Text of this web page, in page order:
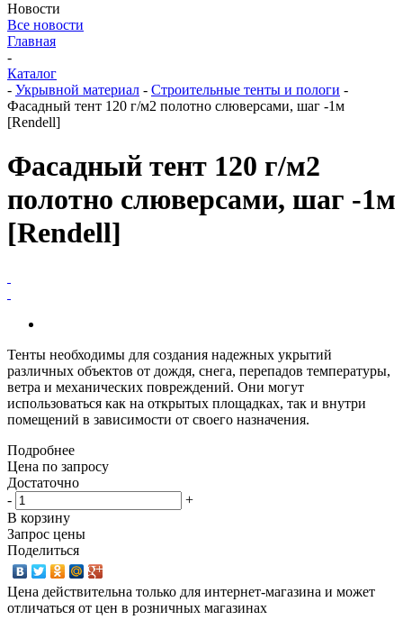
Новости
Все новости
Главная
-
Каталог
- Укрывной материал - Строительные тенты и пологи -
Фасадный тент 120 г/м2 полотно слюверсами, шаг -1м
[Rendell]
Фасадный тент 120 г/м2
полотно слюверсами, шаг -1м
[Rendell]
Тенты необходимы для создания надежных укрытий
различных объектов от дождя, снега, перепадов температуры,
ветра и механических повреждений. Они могут
использоваться как на открытых площадках, так и внутри
помещений в зависимости от своего назначения.
Подробнее
Цена по запросу
Достаточно
-
+
В корзину
Запрос цены
Поделиться
Цена действительна только для интернет-магазина и может
отличаться от цен в розничных магазинах